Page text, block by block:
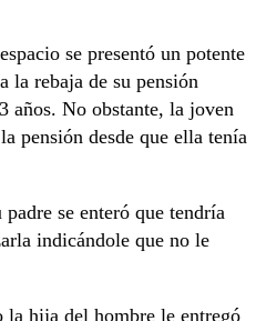
se presentó un potente
la rebaja de su pensión
años. No obstante, la joven
pensión desde que ella tenía
se enteró que tendría
indicándole que no le
la hija del hombre le entregó